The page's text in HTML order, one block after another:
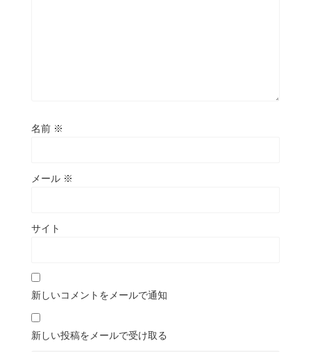
名前 ※
メール ※
サイト
新しいコメントをメールで通知
新しい投稿をメールで受け取る